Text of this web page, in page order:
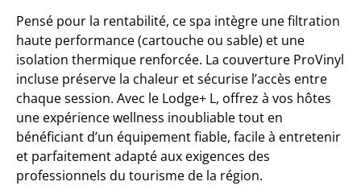
Pensé pour la rentabilité, ce spa intègre une filtration
haute performance (cartouche ou sable) et une
isolation thermique renforcée. La couverture ProVinyl
incluse préserve la chaleur et sécurise l’accès entre
chaque session. Avec le Lodge+ L, offrez à vos hôtes
une expérience wellness inoubliable tout en
bénéficiant d’un équipement fiable, facile à entretenir
et parfaitement adapté aux exigences des
professionnels du tourisme de la région.